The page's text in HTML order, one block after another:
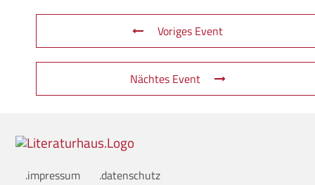
Voriges Event
Nächtes Event
.impressum .datenschutz